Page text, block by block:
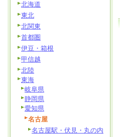
北海道
東北
北関東
首都圏
伊豆・箱根
甲信越
北陸
東海
岐阜県
静岡県
愛知県
名古屋
名古屋駅・伏見・丸の内